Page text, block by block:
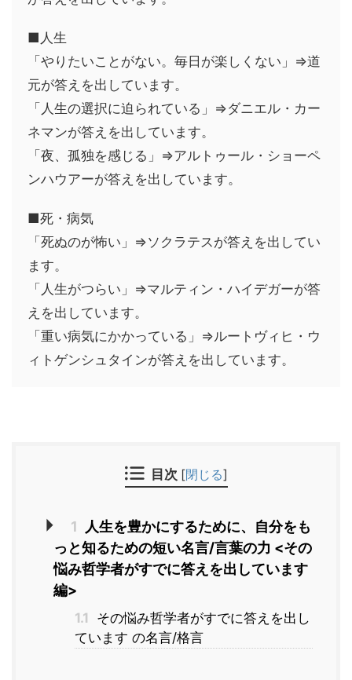
■人生
「やりたいことがない。毎日が楽しくない」⇒道
元が答えを出しています。
「人生の選択に迫られている」⇒ダニエル・カー
ネマンが答えを出しています。
「夜、孤独を感じる」⇒アルトゥール・ショーペ
ンハウアーが答えを出しています。
■死・病気
「死ぬのが怖い」⇒ソクラテスが答えを出してい
ます。
「人生がつらい」⇒マルティン・ハイデガーが答
えを出しています。
「重い病気にかかっている」⇒ルートヴィヒ・ウ
ィトゲンシュタインが答えを出しています。
目次 [閉じる]
1
人生を豊かにするために、自分をも
っと知るための短い名言/言葉の力 <その
悩み哲学者がすでに答えを出しています
編>
1.1
その悩み哲学者がすでに答えを出し
ています の名言/格言